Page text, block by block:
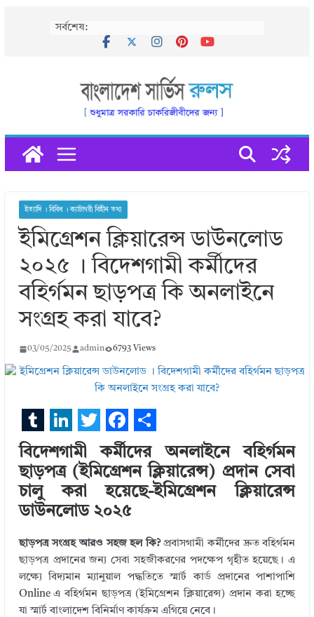
সর্বশেষ:
ইত্যাদি । বিবিধ । ক্যাটাগরী বিহীন তথ্য
ইমিগ্রেশন ক্লিয়ারেন্স ডাউনলোড
২০২৫ । বিদেশগামী কর্মীদের
বহির্গমন ছাড়পত্র কি অনলাইনে
সংগ্রহ করা যাবে?
03/05/2025 admin 6793 Views
T
u
m
b
l
r
L
i
n
k
d
I
n
T
w
i
t
e
r
F
a
c
e
o
o
k
S
h
a
বিদেশগামী কর্মীদের অনলাইনে বহির্গমন
ছাড়পত্র (ইমিগ্রেশন ক্লিয়ারেন্স) প্রদান সেবা
চালু করা হয়েছে-ইমিগ্রেশন ক্লিয়ারেন্স
ডাউনলোড ২০২৫
ছাড়পত্র সংগ্রহ আরও সহজ হল কি?প্রবাসগামী কর্মীদের দ্রুত বহির্গমন
ছাড়পত্র প্রদানের জন্য সেবা সহজীকরণের পদক্ষেপ গৃহীত হয়েছে। এ
লক্ষ্যে বিদ্যমান ম্যানুয়াল পদ্ধতিতে স্মার্ট কার্ড প্রদানের পাশাপাশি
Online এ বহির্গমন ছাড়পত্র (ইমিগ্রেশন ক্লিয়ারেন্স) প্রদান করা হচ্ছে
যা স্মার্ট বাংলাদেশ বিনির্মাণ কার্যক্রম এগিয়ে নেবে।